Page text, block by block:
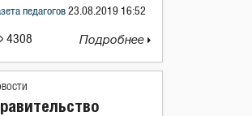
4308
педагогов 23.08.2019 16:52
Подробнее